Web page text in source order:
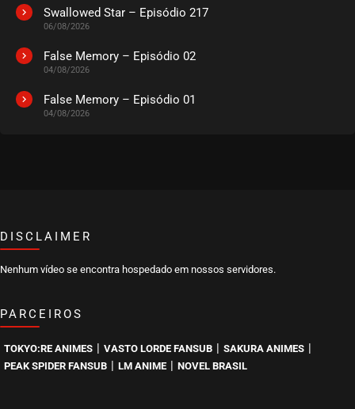
setembro 22, 2020
Swallowed Star – Episódio 217
06/08/2026
False Memory – Episódio 02
04/08/2026
False Memory – Episódio 01
04/08/2026
DISCLAIMER
Nenhum vídeo se encontra hospedado em nossos servidores.
PARCEIROS
TOKYO:RE ANIMES VASTO LORDE FANSUB SAKURA ANIMES
PEAK SPIDER FANSUB LM ANIME NOVEL BRASIL